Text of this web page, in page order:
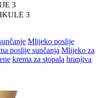
3
3
Mlijeko poslije
poslije sunčanja Mlijeko za
krema za stopala hranjiva